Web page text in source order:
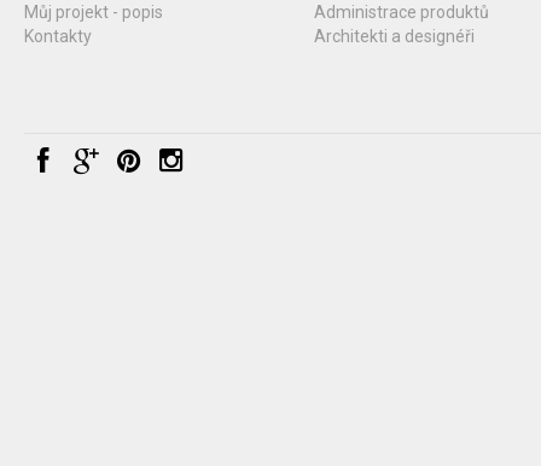
Můj projekt - popis
Kontakty
Administrace produktů
Architekti a designéři